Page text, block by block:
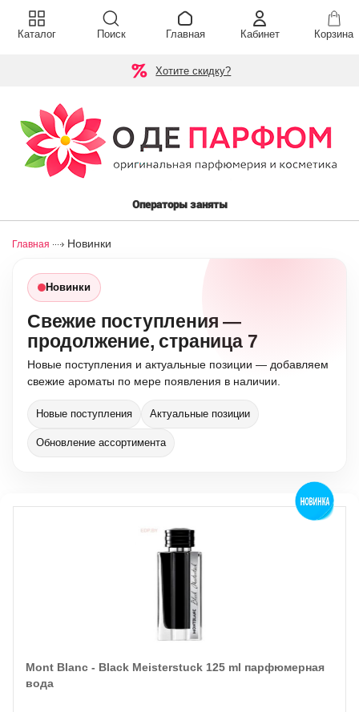
Хотите скидку?
Операторы заняты
Главная Новинки
Новинки
Свежие поступления —
продолжение, страница 7
Новые поступления и актуальные позиции — добавляем
свежие ароматы по мере появления в наличии.
Новые поступления Актуальные позиции
Обновление ассортимента
Mont Blanc - Black Meisterstuck 125 ml парфюмерная
вода
Каталог Поиск Главная Кабинет Корзина